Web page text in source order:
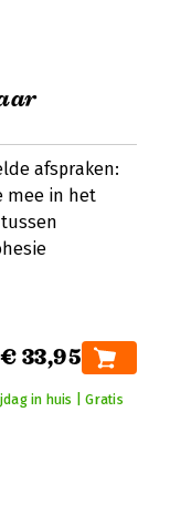
afspraken:
mee in het
€ 33,95
in huis | Gratis